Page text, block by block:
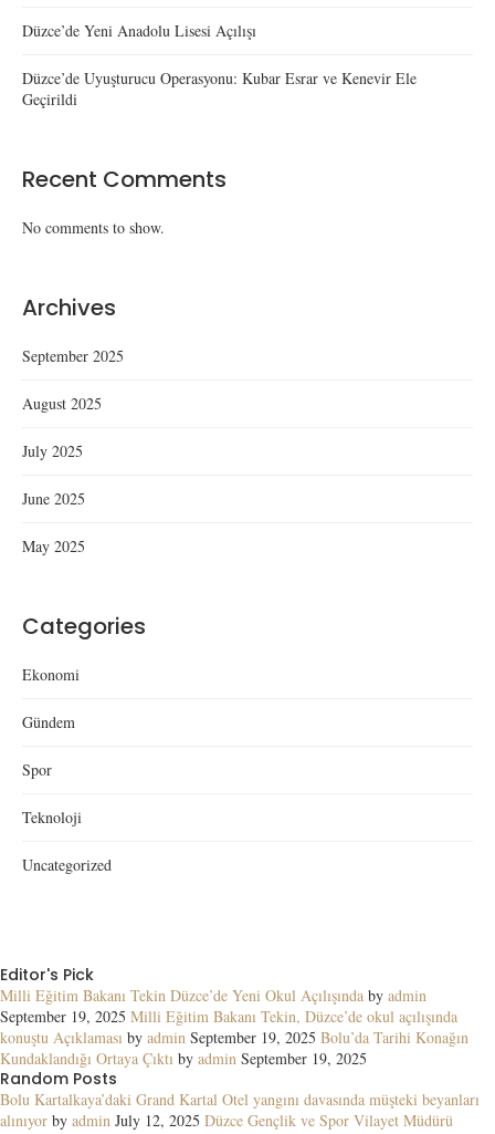
Düzce’de Yeni Anadolu Lisesi Açılışı
Düzce’de Uyuşturucu Operasyonu: Kubar Esrar ve Kenevir Ele
Geçirildi
Recent Comments
No comments to show.
Archives
September 2025
August 2025
July 2025
June 2025
May 2025
Categories
Ekonomi
Gündem
Spor
Teknoloji
Uncategorized
Editor's Pick
Milli Eğitim Bakanı Tekin Düzce’de Yeni Okul Açılışında by admin
September 19, 2025 Milli Eğitim Bakanı Tekin, Düzce’de okul açılışında
konuştu Açıklaması by admin September 19, 2025 Bolu’da Tarihi Konağın
Kundaklandığı Ortaya Çıktı by admin September 19, 2025
Random Posts
Bolu Kartalkaya’daki Grand Kartal Otel yangını davasında müşteki beyanları
alınıyor by admin July 12, 2025 Düzce Gençlik ve Spor Vilayet Müdürü